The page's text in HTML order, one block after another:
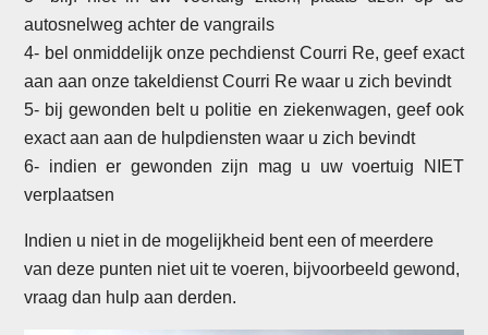
autosnelweg achter de vangrails
4- bel onmiddelijk onze pechdienst Courri Re, geef exact
aan aan onze takeldienst Courri Re waar u zich bevindt
5- bij gewonden belt u politie en ziekenwagen, geef ook
exact aan aan de hulpdiensten waar u zich bevindt
6- indien er gewonden zijn mag u uw voertuig NIET
verplaatsen
Indien u niet in de mogelijkheid bent een of meerdere
van deze punten niet uit te voeren, bijvoorbeeld gewond,
vraag dan hulp aan derden.